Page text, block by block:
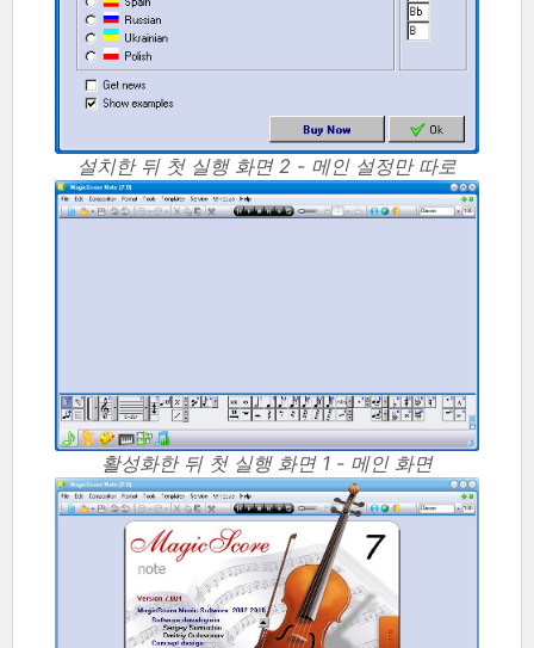
설치한 뒤 첫 실행 화면 2 - 메인 설정만 따로
활성화한 뒤 첫 실행 화면 1 - 메인 화면